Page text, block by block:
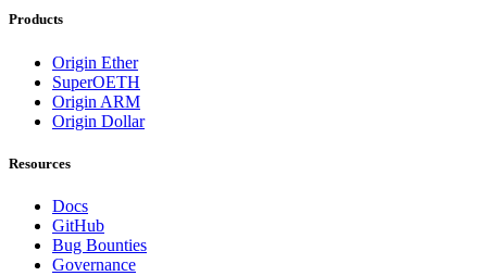
Products
Origin Ether
SuperOETH
Origin ARM
Origin Dollar
Resources
Docs
GitHub
Bug Bounties
Governance